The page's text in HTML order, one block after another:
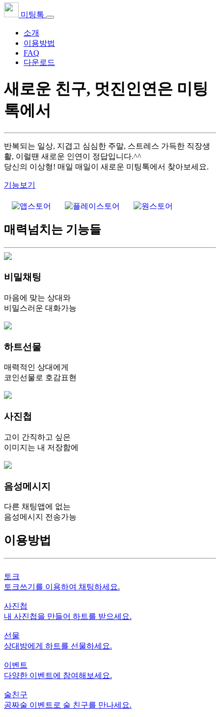
미팅톡
소개
이용방법
FAQ
다운로드
새로운 친구, 멋진인연은 미팅
톡에서
반복되는 일상, 지겹고 심심한 주말, 스트레스 가득한 직장생
활, 이럴땐 새로운 인연이 정답입니다.^^
당신의 이상형! 매일 매일이 새로운 미팅톡에서 찾아보세요.
기능보기
매력넘치는 기능들
비밀채팅
마음에 맞는 상대와
비밀스러운 대화가능
하트선물
매력적인 상대에게
코인선물로 호감표현
사진첩
고이 간직하고 싶은
이미지는 내 저장함에
음성메시지
다른 채팅앱에 없는
음성메시지 전송가능
이용방법
토크
토크쓰기를 이용하여 채팅하세요.
사진첩
내 사진첩을 만들어 하트를 받으세요.
선물
상대방에게 하트를 선물하세요.
이벤트
다양한 이벤트에 참여해보세요.
술친구
공짜술 이벤트로 술 친구를 만나세요.